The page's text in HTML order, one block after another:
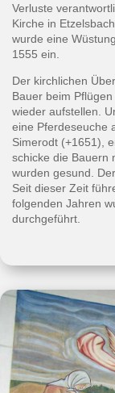
Verluste
Kirche in
wurde eine
1555 ein.
Der kirchlichen
Bauer beim
wieder aufstellen.
eine Pferdeseuche
Simerodt (+1651),
schicke die Bauern
wurden gesund.
Seit dieser Zeit
folgenden Jahren
durchgeführt.